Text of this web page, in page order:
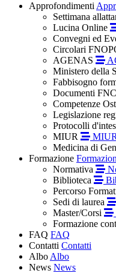
Approfondimenti
Settimana
Lucina Online
Convegni ed
Circolari
AGENAS
Ministero della
Fabbisogno
Documenti
Competenze
Legislazione
Protocolli
MIUR
MIUR
Medicina di
Formazione
Normativa
Biblioteca
Percorso
Sedi di laurea
Master/Corsi
Formazione
FAQ FAQ
Contatti Contatti
Albo Albo
News News